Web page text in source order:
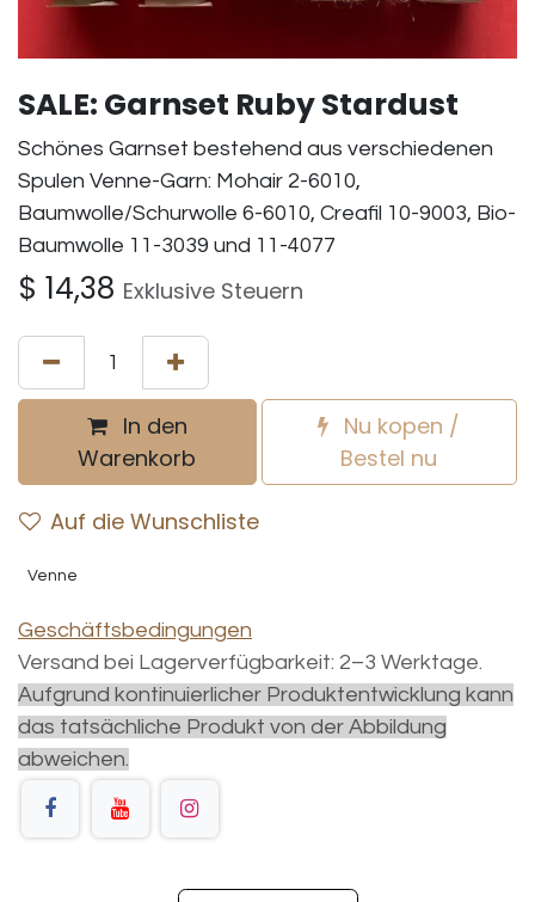
SALE: Garnset Ruby Stardust
Schönes Garnset bestehend aus verschiedenen
Spulen Venne-Garn: Mohair 2-6010,
Baumwolle/Schurwolle 6-6010, Creafil 10-9003, Bio-
Baumwolle 11-3039 und 11-4077
$ 14,38 Exklusive Steuern
In den
Warenkorb
Nu kopen /
Bestel nu
Auf die Wunschliste
Venne
Geschäftsbedingungen
Versand bei Lagerverfügbarkeit: 2–3 Werktage.
Aufgrund kontinuierlicher Produktentwicklung kann
das tatsächliche Produkt von der Abbildung
abweichen.